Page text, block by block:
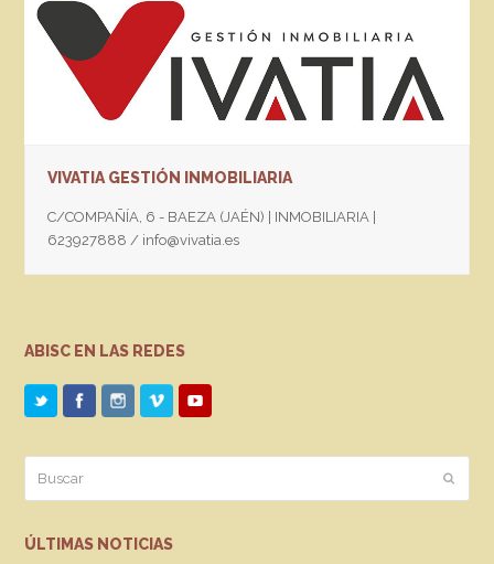
VIVATIA GESTIÓN INMOBILIARIA
C/COMPAÑÍA, 6 - BAEZA (JAÉN) | INMOBILIARIA |
623927888 / info@vivatia.es
ABISC EN LAS REDES
Enviar
ÚLTIMAS NOTICIAS